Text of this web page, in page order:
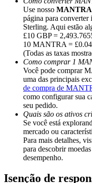
Deposit CASHCAT
Share 500000
Exclusive for BitMart
Register & Trade to
Use nosso MANTRA
página para
Sterling. Aqui estão
£10 GBP =
10 MANTRA =
(Todas as taxas
Como comprar 1
Você pode comprar
uma das principais
de compra de
como configurar sua
seu pedido.
Quais são os ativos
Se você está
mercado ou
Para mais detalhes,
para descobrir
desempenho.
Isenção de